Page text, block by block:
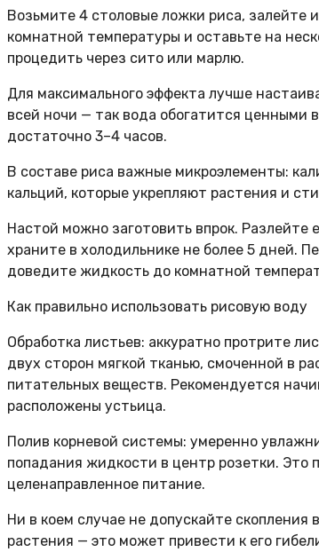
Возьмите 4 столовые ложки риса, залейте
комнатной температуры и оставьте на
процедить через сито или марлю.
Для максимального эффекта лучше
всей ночи — так вода обогатится ценными
достаточно 3–4 часов.
В составе риса важные микроэлементы:
кальций, которые укрепляют растения и
Настой можно заготовить впрок. Разлейте
храните в холодильнике не более 5 дней.
доведите жидкость до комнатной
Как правильно использовать рисовую воду
Обработка листьев: аккуратно протрите
двух сторон мягкой тканью, смоченной в
питательных веществ. Рекомендуется
расположены устьица.
Полив корневой системы: умеренно
попадания жидкости в центр розетки. Это
целенаправленное питание.
Ни в коем случае не допускайте скопления
растения — это может привести к его